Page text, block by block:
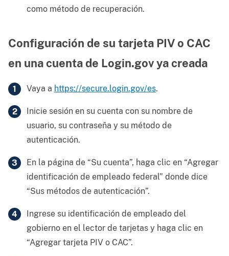
como método de recuperación.
Configuración de su tarjeta PIV o CAC
en una cuenta de Login.gov ya creada
Vaya a https://secure.login.gov/es.
Inicie sesión en su cuenta con su nombre de
usuario, su contraseña y su método de
autenticación.
En la página de “Su cuenta”, haga clic en “Agregar
identificación de empleado federal” donde dice
“Sus métodos de autenticación”.
Ingrese su identificación de empleado del
gobierno en el lector de tarjetas y haga clic en
“Agregar tarjeta PIV o CAC”.